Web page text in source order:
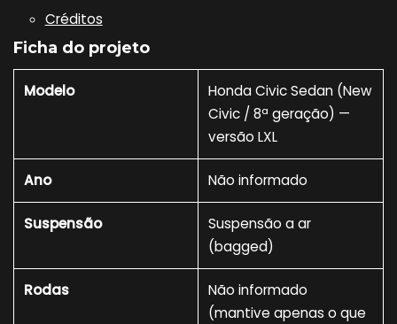
Créditos
Ficha do projeto
Modelo
Honda Civic Sedan (New
Civic / 8ª geração) —
versão LXL
Ano Não informado
Suspensão
Suspensão a ar
(bagged)
Rodas
Não informado
(mantive apenas o que